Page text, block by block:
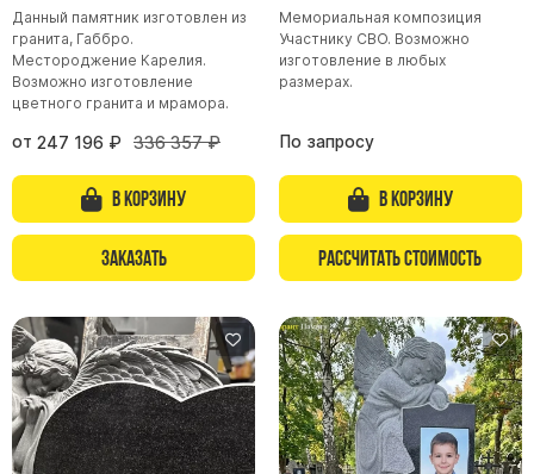
Данный памятник изготовлен из
гранита, Габбро.
Местороджение Карелия.
Возможно изготовление
цветного гранита и мрамора.
от 247 196 ₽ 336 357 ₽
В корзину
Заказать
Мемориальная композиция
Участнику СВО. Возможно
изготовление в любых
размерах.
По запросу
В корзину
Рассчитать стоимость